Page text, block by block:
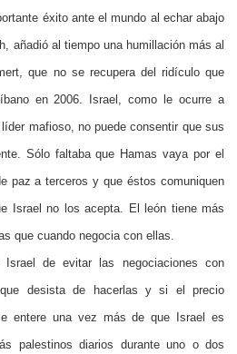
éxito ante el mundo al echar abajo
añadió al tiempo una humillación más al
que no se recupera del ridículo que
en 2006. Israel, como le ocurre a
mafioso, no puede consentir que sus
Sólo faltaba que Hamas vaya por el
paz a terceros y que éstos comuniquen
Israel no los acepta. El león tiene más
que cuando negocia con ellas.
Israel de evitar las negociaciones con
desista de hacerlas y si el precio
entere una vez más de que Israel es
palestinos diarios durante uno o dos